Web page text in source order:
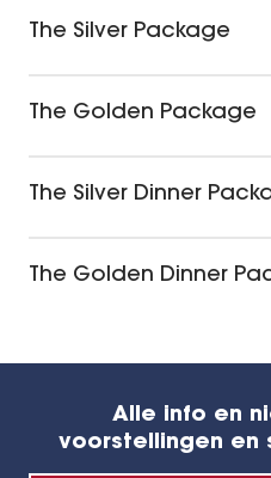
The Silver Package
The Golden Package
The Silver Dinner
The Golden Dinner
Alle info en
voorstellingen en